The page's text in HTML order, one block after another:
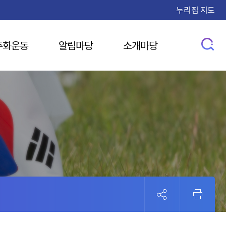
누리집 지도
운동 알림마당 소개마당